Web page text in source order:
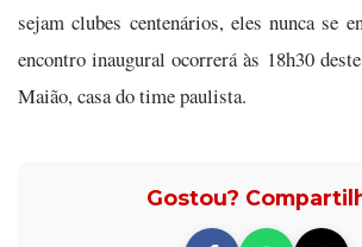
sejam clubes centenários, eles nunca se
encontro inaugural ocorrerá às 18h30
Maião, casa do time paulista.
Gostou?